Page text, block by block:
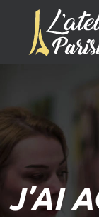
J’AI